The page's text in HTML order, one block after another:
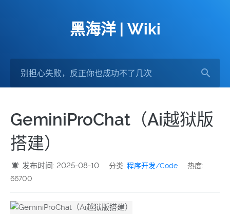
黑海洋 | Wiki
GeminiProChat（Ai越狱版
搭建）
发布时间: 2025-08-10 分类:程序开发/Code
热度:
66700